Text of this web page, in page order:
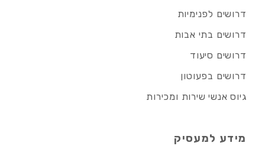
דרושים לפנימיות
דרושים בתי אבות
דרושים סיעוד
דרושים בפעוטון
גיוס אנשי שירות ומכירות
מידע למעסיק